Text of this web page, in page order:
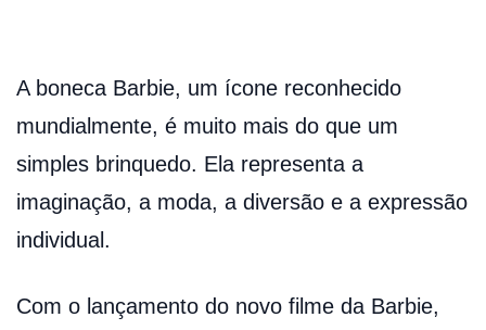
A boneca Barbie, um ícone reconhecido
mundialmente, é muito mais do que um
simples brinquedo. Ela representa a
imaginação, a moda, a diversão e a expressão
individual.
Com o lançamento do novo filme da Barbie,